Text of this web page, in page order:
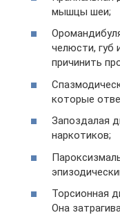
мышцы шеи;
челюсти, губ
причинить
которые
Запоздалая
наркотиков;
Торсионная
Она